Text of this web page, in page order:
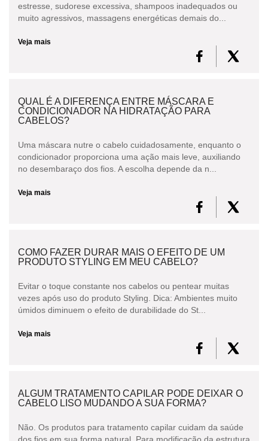
estresse, sudorese excessiva, shampoos inadequados ou
muito agressivos, massagens energéticas demais do...
Veja mais
QUAL É A DIFERENÇA ENTRE MÁSCARA E
CONDICIONADOR NA HIDRATAÇÃO PARA
CABELOS?
Uma máscara nutre o cabelo cuidadosamente, enquanto o
condicionador proporciona uma ação mais leve, auxiliando
no desembaraço dos fios. A escolha depende da n...
Veja mais
COMO FAZER DURAR MAIS O EFEITO DE UM
PRODUTO STYLING EM MEU CABELO?
Evitar o toque constante nos cabelos ou pentear muitas
vezes após uso do produto Styling. Dica: Ambientes muito
úmidos diminuem o efeito de durabilidade do St...
Veja mais
ALGUM TRATAMENTO CAPILAR PODE DEIXAR O
CABELO LISO MUDANDO A SUA FORMA?
Não. Os produtos para tratamento capilar cuidam da saúde